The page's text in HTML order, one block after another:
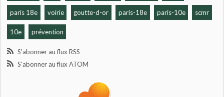
paris 18e voirie goutte-d-or paris-18e paris-10e scmr
10e prévention
S'abonner au flux RSS
S'abonner au flux ATOM